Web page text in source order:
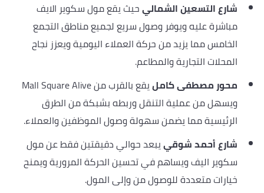
شارع التسعين الشماليحيث يقع مول سكوير الايف
مباشرة عليه ويوفر وصول سريع لجميع مناطق التجمع
الخامس مما يزيد من حركة العملاء اليومية ويعزز نجاح
المحلات التجارية والمطاعم.
محور مصطفى كامل
يقع بالقرب من Mall Square Alive
ويسهل من عملية التنقل وربطه بشبكة من الطرق
الرئيسية مما يضمن سهولة وصول الموظفين والعملاء.
شارع أحمد شوقييبعد حوالي دقيقتين فقط عن مول
سكوير اليف ويساهم في تحسين الحركة المرورية ويمنح
خيارات متعددة للوصول من وإلى المول.